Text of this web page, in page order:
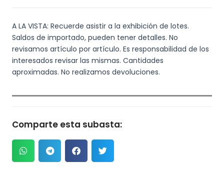
A LA VISTA: Recuerde asistir a la exhibición de lotes.
Saldos de importado, pueden tener detalles. No
revisamos artículo por artículo. Es responsabilidad de los
interesados revisar las mismas. Cantidades
aproximadas. No realizamos devoluciones.
Comparte esta subasta: